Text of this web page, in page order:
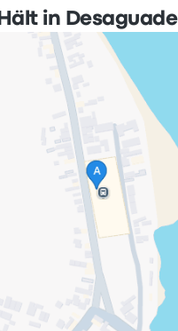
Hält in